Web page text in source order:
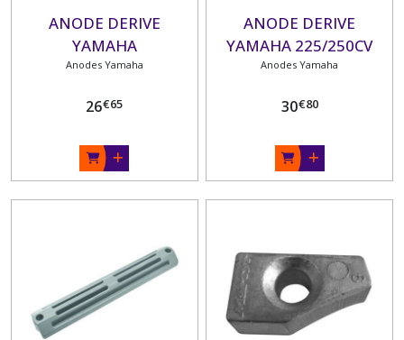
ANODE DERIVE
YAMAHA
150/175/200/225CV
Anodes Yamaha
26€65
ANODE DERIVE
YAMAHA 225/250CV
Anodes Yamaha
30€80